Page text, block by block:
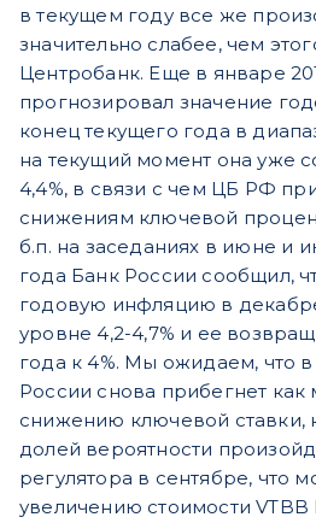
в текущем году все же
значительно слабее, чем
Центробанк. Еще в январе
прогнозировал значение
конец текущего года в
на текущий момент она уже
4,4%, в связи с чем ЦБ РФ
снижениям ключевой
б.п. на заседаниях в июне и
года Банк России сообщил,
годовую инфляцию в
уровне 4,2-4,7% и ее
года к 4%. Мы ожидаем, что
России снова прибегнет
снижению ключевой ставки,
долей вероятности
регулятора в сентябре, что
увеличению стоимости VTBB